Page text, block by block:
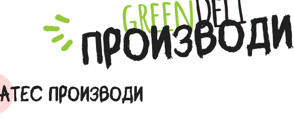
ПРОИЗВОДИ
ПРОИЗВОДИ